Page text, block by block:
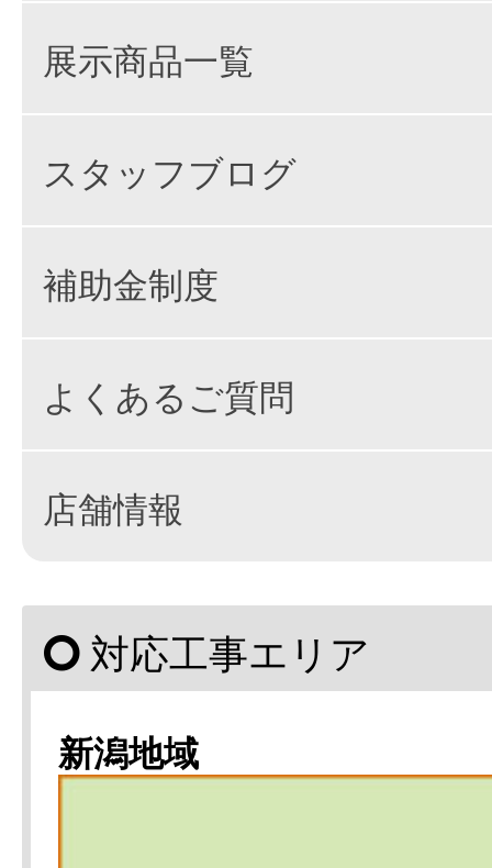
展示商品一覧
スタッフブログ
補助金制度
よくあるご質問
店舗情報
対応工事エリア
新潟地域